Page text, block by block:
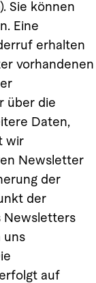
Sie können
Eine
erhalten
vorhandenen
über die
Daten,
wir
Newsletter
der
der
Newsletters
uns
auf